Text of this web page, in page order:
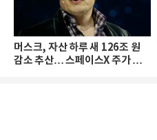
머스크, 자산 하루 새 126조 원
감소 추산… 스페이스X 주가 하